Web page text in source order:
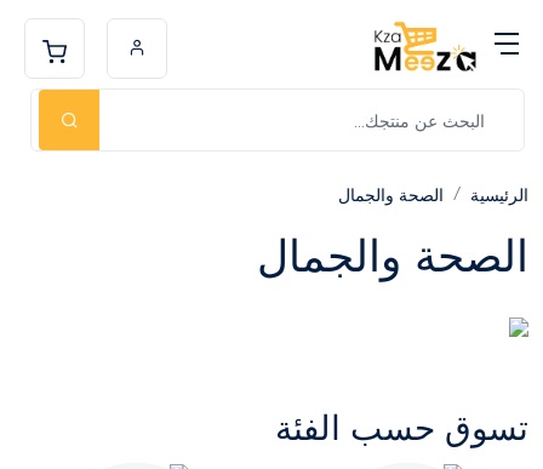
الرئيسية الصحة والجمال
الصحة والجمال
تسوق حسب الفئة